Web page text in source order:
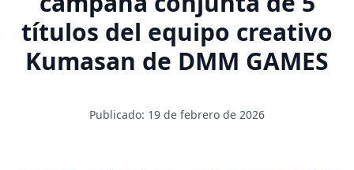
títulos del equipo creativo
Kumasan de DMM GAMES
Publicado: 19 de febrero de 2026